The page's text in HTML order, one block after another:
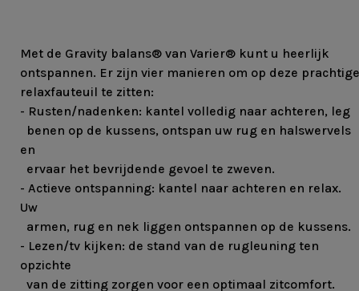
Met de Gravity balans® van Varier® kunt u heerlijk
ontspannen. Er zijn vier manieren om op deze prachtige
relaxfauteuil te zitten:
- Rusten/nadenken: kantel volledig naar achteren, leg
benen op de kussens, ontspan uw rug en halswervels
en
ervaar het bevrijdende gevoel te zweven.
- Actieve ontspanning: kantel naar achteren en relax.
Uw
armen, rug en nek liggen ontspannen op de kussens.
- Lezen/tv kijken: de stand van de rugleuning ten
opzichte
van de zitting zorgen voor een optimaal zitcomfort.